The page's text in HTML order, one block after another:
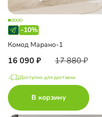
-10%
Комод Марано-1
16 090 17 880
Доступно для доставки
В корзину